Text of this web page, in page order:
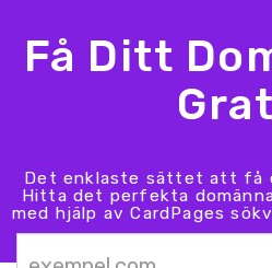
Få Ditt
Det enklaste sättet att få
Hitta det perfekta
med hjälp av CardPages